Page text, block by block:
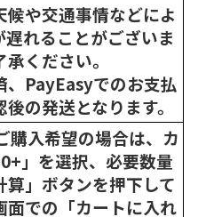
や交通事情などによ
遅れることがございま
ください。
PayEasyでのお支払
の発送となります。
入希望の場合は、カ
」を選択、必要数量
算」ボタンを押下して
面での「カートに入れ